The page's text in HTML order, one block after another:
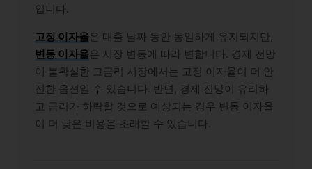
입니다.
고정 이자율은 대출 날짜 동안 동일하게 유지되지만,
변동 이자율은 시장 변동에 따라 변합니다. 경제 전망
이 불확실한 고금리 시장에서는 고정 이자율이 더 안
전한 옵션일 수 있습니다. 반면, 경제 전망이 유리하
고 금리가 하락할 것으로 예상되는 경우 변동 이자율
이 더 낮은 비용을 초래할 수 있습니다.